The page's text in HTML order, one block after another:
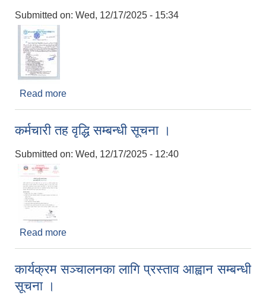
Submitted on: Wed, 12/17/2025 - 15:34
Read more
कर्मचारी तह वृद्धि सम्बन्धी सूचना ।
Submitted on: Wed, 12/17/2025 - 12:40
Read more
कार्यक्रम सञ्चालनका लागि प्रस्ताव आह्वान सम्बन्धी
सूचना ।